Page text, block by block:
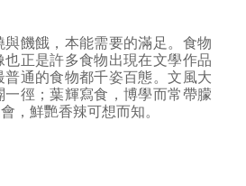
饑餓，本能需要的滿足。食物
正是許多食物出現在文學作品
通的食物都千姿百態。文風大
徑；葉輝寫食，博學而常帶朦
，鮮艷香辣可想而知。